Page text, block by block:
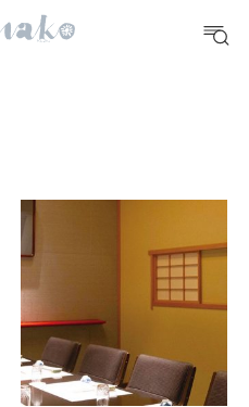
く？
わたし
Holoscope